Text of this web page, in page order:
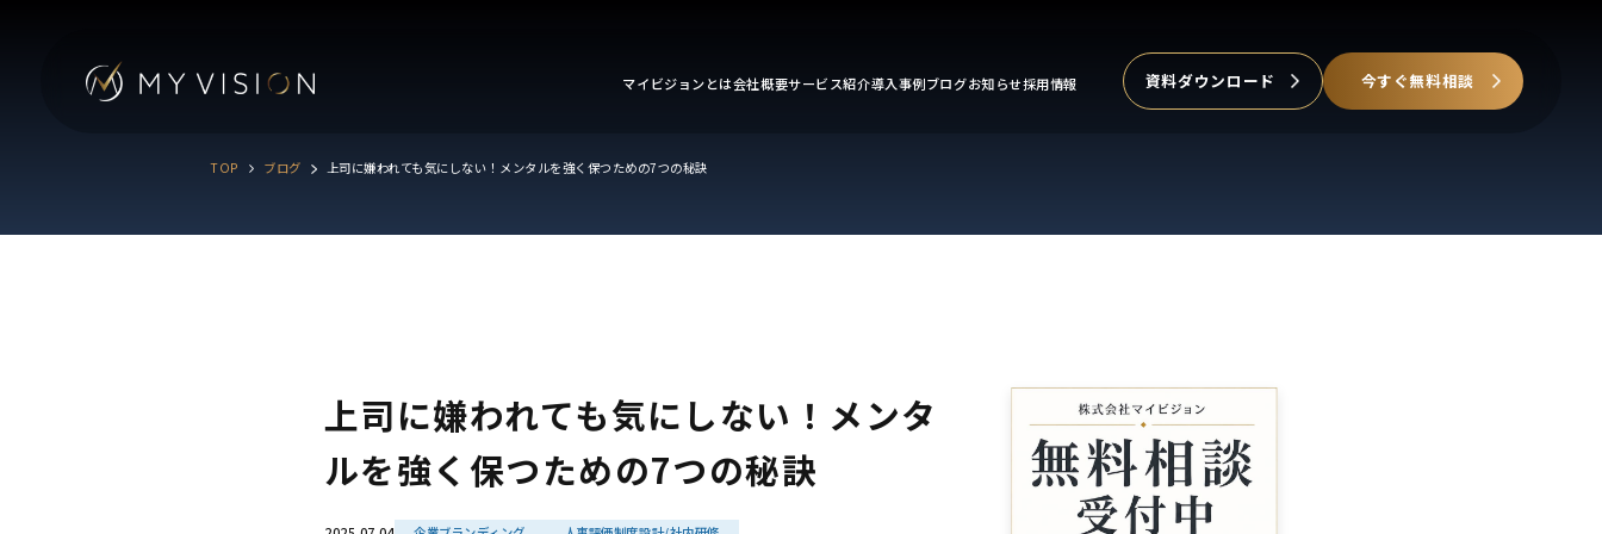
マイビジョンとは会社概要サービス紹介導入事例ブログお知らせ採用情報 資料ダウンロード 今すぐ無料相談
TOP ブログ 上司に嫌われても気にしない！メンタルを強く保つための7つの秘訣
上司に嫌われても気にしない！メンタ
ルを強く保つための7つの秘訣